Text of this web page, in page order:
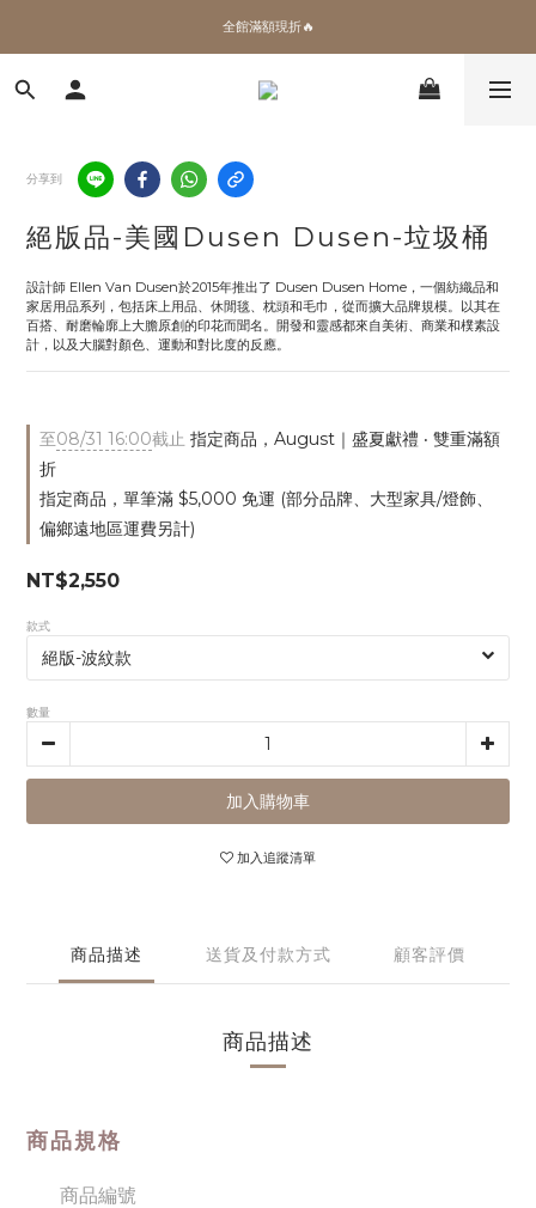
✨加入會員 即領100購物金🎫
全館滿額現折🔥
加拿大Umbra．買千送百🎫
分享到
絕版品-美國Dusen Dusen-垃圾桶
設計師 Ellen Van Dusen於2015年推出了 Dusen Dusen Home，一個紡織品和
家居用品系列，包括床上用品、休閒毯、枕頭和毛巾，從而擴大品牌規模。以其在
百搭、耐磨輪廓上大膽原創的印花而聞名。開發和靈感都來自美術、商業和樸素設
計，以及大腦對顏色、運動和對比度的反應。
至08/31 16:00截止 指定商品，August｜盛夏獻禮 ‧ 雙重滿額
折
指定商品，單筆滿 $5,000 免運 (部分品牌、大型家具/燈飾、
偏鄉遠地區運費另計)
NT$2,550
款式
數量
加入購物車
加入追蹤清單
商品描述 送貨及付款方式 顧客評價
商品描述
商品規格
商品編號